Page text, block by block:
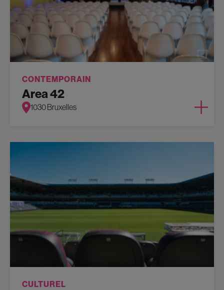
CONTEMPORAIN
Area 42
1030 Bruxelles
CULTUREL